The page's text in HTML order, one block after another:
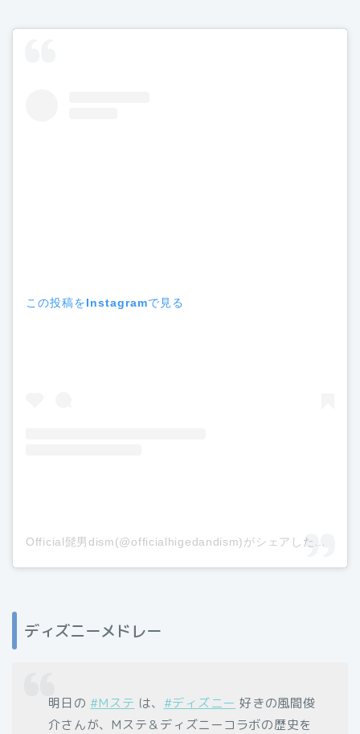
この投稿をInstagramで見る
ディズニーメドレー
明日の #Mステ は、 #ディズニー 好きの風間俊
介さんが、Mステ＆ディズニーコラボの歴史を